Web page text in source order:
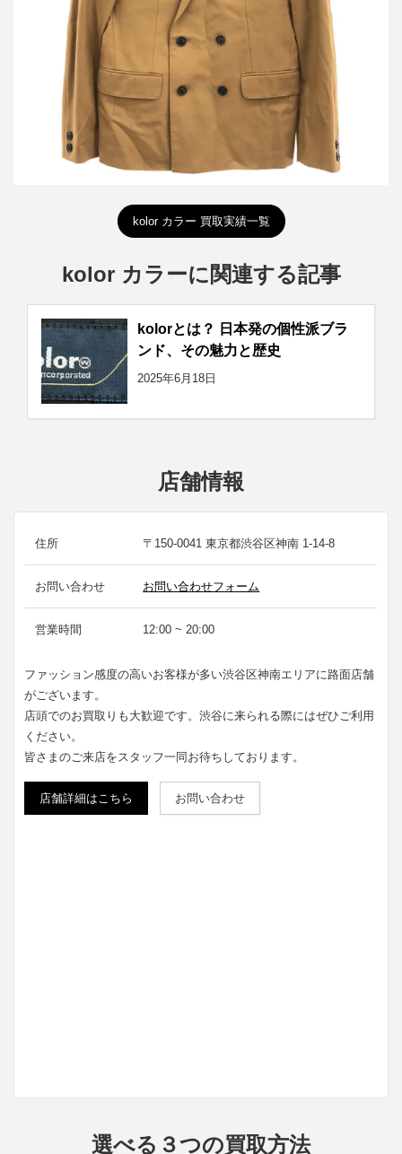
詳しく見る
kolor カラー 買取実績一覧
kolor カラーに関連する記事
kolorとは？ 日本発の個性派ブラ
ンド、その魅力と歴史
2025年6月18日
店舗情報
住所 〒150-0041 東京都渋谷区神南 1-14-8
お問い合わせ お問い合わせフォーム
営業時間 12:00 ~ 20:00
ファッション感度の高いお客様が多い渋谷区神南エリアに路面店舗
がございます。
店頭でのお買取りも大歓迎です。渋谷に来られる際にはぜひご利用
ください。
皆さまのご来店をスタッフ一同お待ちしております。
店舗詳細はこちら お問い合わせ
選べる３つの買取方法